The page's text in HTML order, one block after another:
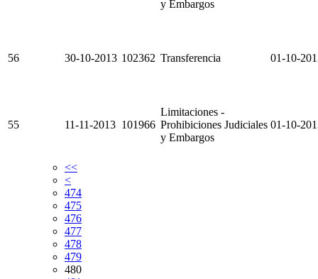
y Embargos
56 30-10-2013 102362 Transferencia 01-10-
55 11-11-2013 101966
Limitaciones -
Prohibiciones Judiciales
y Embargos
01-10-
<<
<
474
475
476
477
478
479
480